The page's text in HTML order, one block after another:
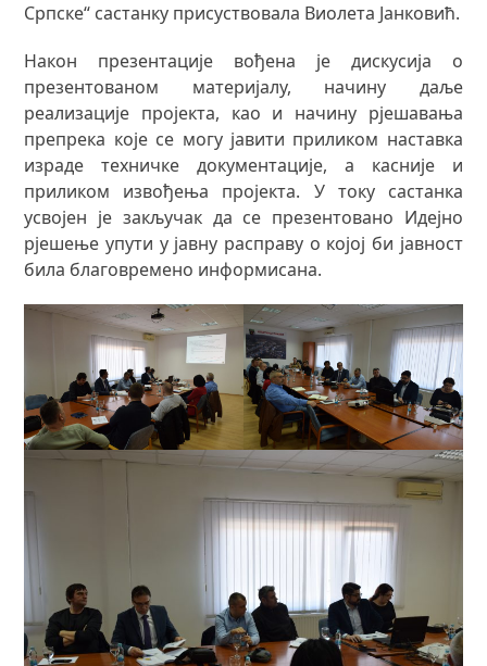
Српске“ састанку присуствовала Виолета Јанковић.
Након презентације вођена је дискусија о
презентованом материјалу, начину даље
реализације пројекта, као и начину рјешавања
препрека које се могу јавити приликом наставка
израде техничке документације, а касније и
приликом извођења пројекта. У току састанка
усвојен је закључак да се презентовано Идејно
рјешење упути у јавну расправу о којој би јавност
била благовремено информисана.